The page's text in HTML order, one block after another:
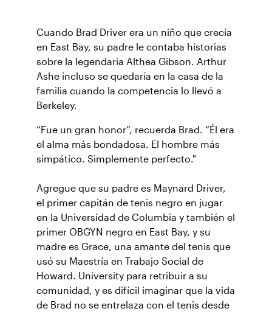
Cuando Brad Driver era un niño que crecía
en East Bay, su padre le contaba historias
sobre la legendaria Althea Gibson. Arthur
Ashe incluso se quedaría en la casa de la
familia cuando la competencia lo llevó a
Berkeley.
“Fue un gran honor”, recuerda Brad. “Él era
el alma más bondadosa. El hombre más
simpático. Simplemente perfecto."
Agregue que su padre es Maynard Driver,
el primer capitán de tenis negro en jugar
en la Universidad de Columbia y también el
primer OBGYN negro en East Bay, y su
madre es Grace, una amante del tenis que
usó su Maestría en Trabajo Social de
Howard. University para retribuir a su
comunidad, y es difícil imaginar que la vida
de Brad no se entrelaza con el tenis desde